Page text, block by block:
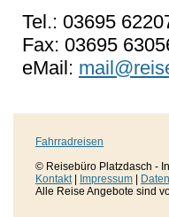
Tel.: 03695
Fax: 03695
eMail:
Fahrradreisen
© Reisebüro Platzdasch -
Kontakt| Impressum
Alle Reise Angebote sind